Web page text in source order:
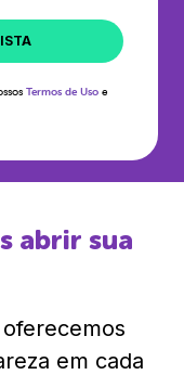
Termos de Uso e
abrir sua
oferecemos
em cada